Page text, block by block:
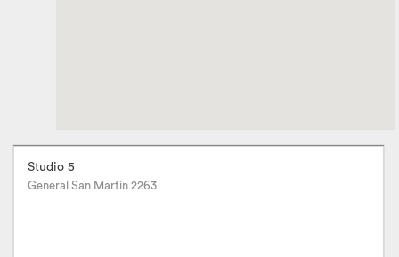
Studio 5
General San Martin 2263